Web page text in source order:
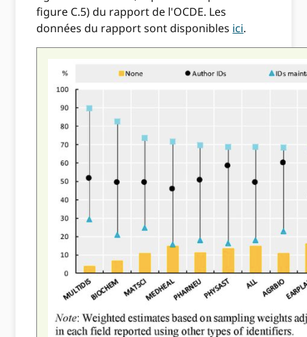
figure C.5) du rapport de l'OCDE. Les
données du rapport sont disponibles ici.